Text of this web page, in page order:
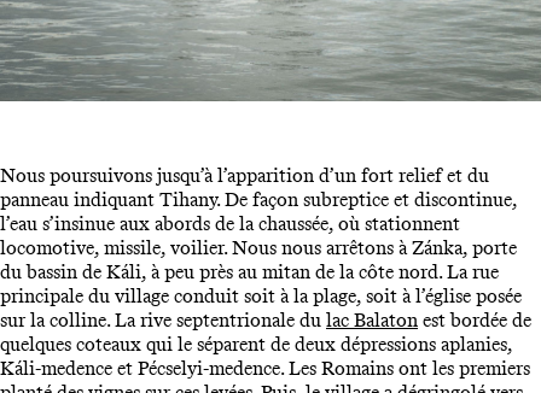
Nous poursuivons jusqu’à l’apparition d’un fort relief et du
panneau indiquant Tihany. De façon subreptice et discontinue,
l’eau s’insinue aux abords de la chaussée, où stationnent
locomotive, missile, voilier. Nous nous arrêtons à Zánka, porte
du bassin de Káli, à peu près au mitan de la côte nord. La rue
principale du village conduit soit à la plage, soit à l’église posée
sur la colline. La rive septentrionale du lac Balaton est bordée de
quelques coteaux qui le séparent de deux dépressions aplanies,
Káli-medence et Pécselyi-medence. Les Romains ont les premiers